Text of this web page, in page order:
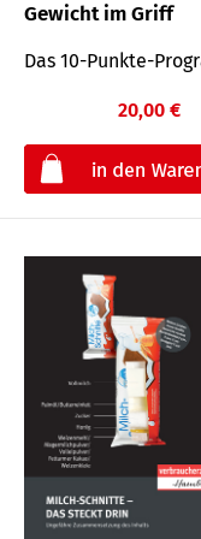
Gewicht im Griff
Das 10-Punkte-
20,00 €